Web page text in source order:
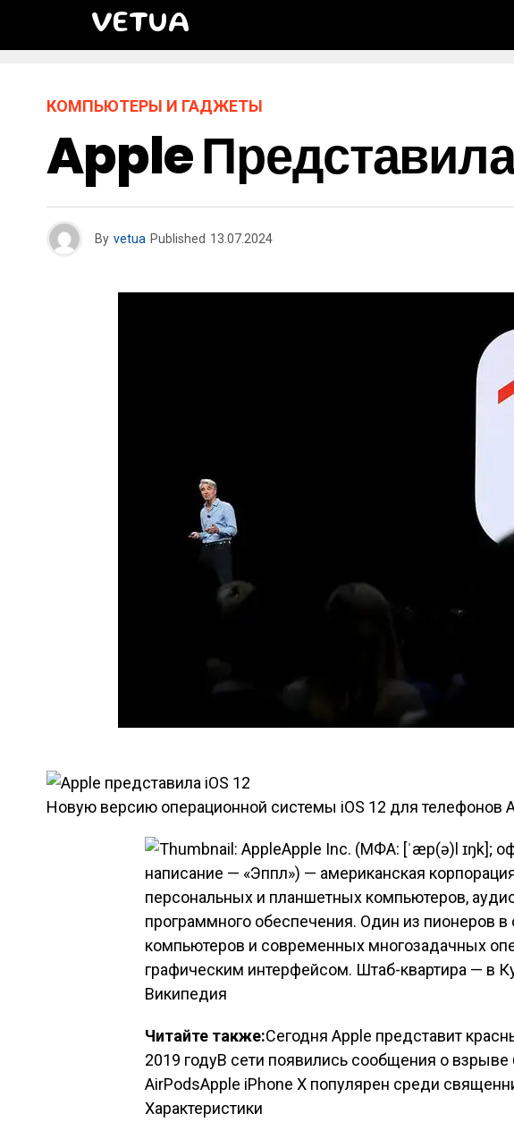
VETUA
КОМПЬЮТЕРЫ И ГАДЖЕТЫ
Apple Представила
By vetua Published 13.07.2024
Новую версию операционной системы iOS 12 для телефонов
Apple Inc. (МФА: [ˈæp(ə)l ɪŋk];
написание — «Эппл») — американская
персональных и планшетных компьютеров,
программного обеспечения. Один из пионеров
компьютеров и современных многозадачных
графическим интерфейсом. Штаб-квартира — в
Википедия
Читайте также:Сегодня Apple представит
2019 годуВ сети появились сообщения о
AirPodsApple iPhone X популярен среди
Характеристики